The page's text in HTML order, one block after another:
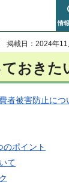
情
掲載日：2024年11
おきた
者被害防止につ
のポイント
て